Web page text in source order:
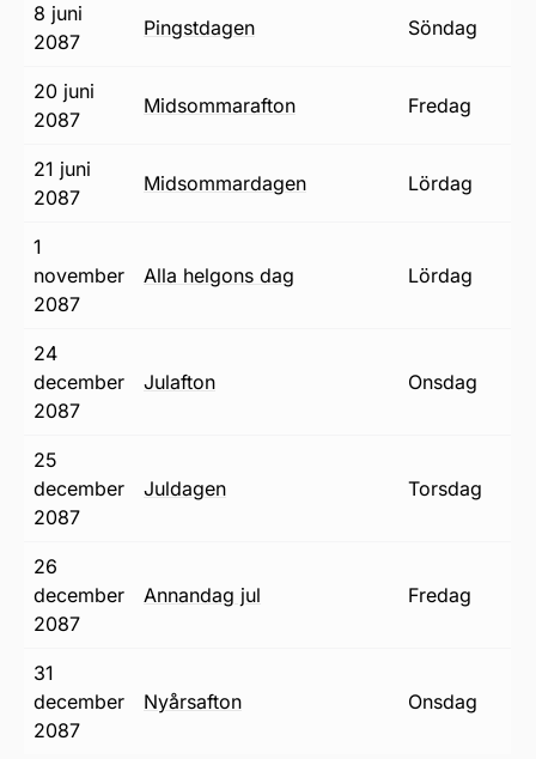
8 juni
2087
pingstdagen söndag
20 juni
2087
midsommarafton fredag
21 juni
2087
midsommardagen lördag
1
november
2087
alla helgons dag lördag
24
december
2087
julafton onsdag
25
december
2087
juldagen torsdag
26
december
2087
annandag jul fredag
31
december
2087
nyårsafton onsdag